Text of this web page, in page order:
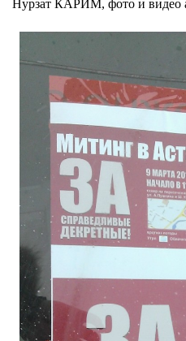
Нурзат КАРИМ, фото и видео